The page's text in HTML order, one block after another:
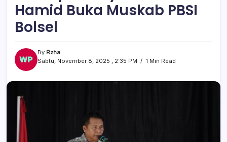
Hamid Buka Muskab PBSI
Bolsel
By Rzha
Sabtu, November 8, 2025 , 2:35 PM
1 Min Read